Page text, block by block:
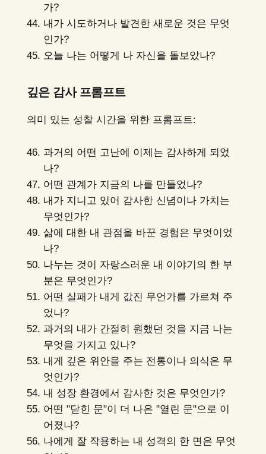
가?
내가 시도하거나 발견한 새로운 것은 무엇
인가?
오늘 나는 어떻게 나 자신을 돌보았나?
깊은 감사 프롬프트
의미 있는 성찰 시간을 위한 프롬프트:
과거의 어떤 고난에 이제는 감사하게 되었
나?
어떤 관계가 지금의 나를 만들었나?
내가 지니고 있어 감사한 신념이나 가치는
무엇인가?
삶에 대한 내 관점을 바꾼 경험은 무엇이었
나?
나누는 것이 자랑스러운 내 이야기의 한 부
분은 무엇인가?
어떤 실패가 내게 값진 무언가를 가르쳐 주
었나?
과거의 내가 간절히 원했던 것을 지금 나는
무엇을 가지고 있나?
내게 깊은 위안을 주는 전통이나 의식은 무
엇인가?
내 성장 환경에서 감사한 것은 무엇인가?
어떤 "닫힌 문"이 더 나은 "열린 문"으로 이
어졌나?
나에게 잘 작용하는 내 성격의 한 면은 무엇